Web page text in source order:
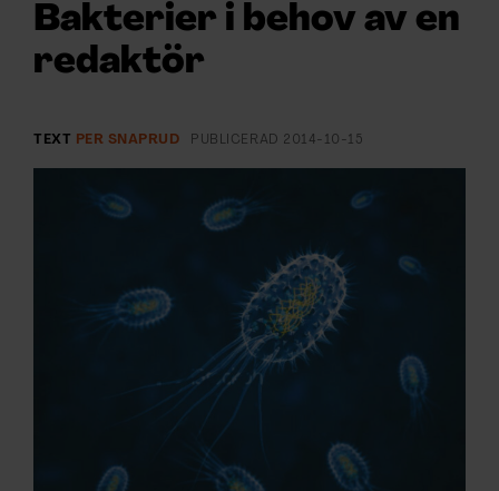
ÄMNEN
LYSSNA/PODD
EVENEMANG & RESOR
PRENUMERERA PÅ F&F
Bakterier i behov av en
redaktör
TEXT PER SNAPRUD PUBLICERAD 2014-10-15